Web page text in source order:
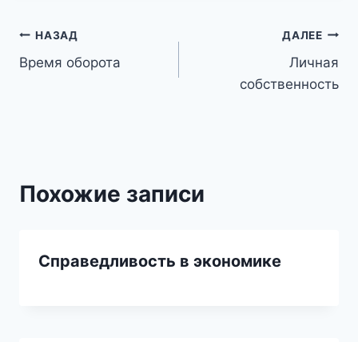
Навигация
по
НАЗАД
Время оборота
ДАЛЕЕ
Личная
собственность
Похожие записи
Справедливость в экономике